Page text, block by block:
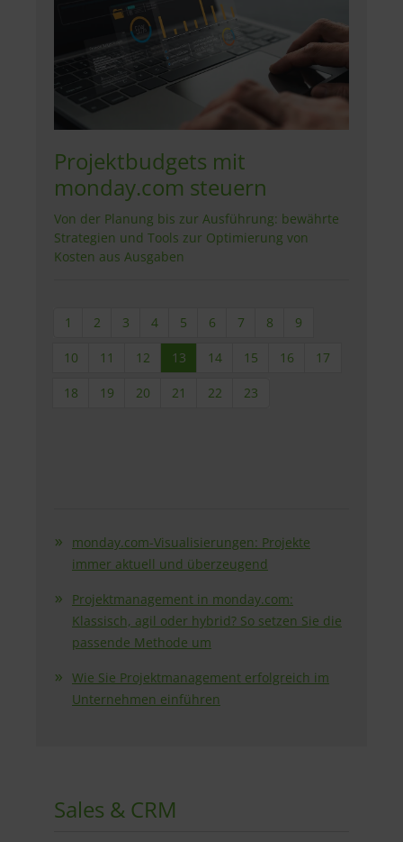
Projektbudgets mit
monday.com steuern
Von der Planung bis zur Ausführung: bewährte
Strategien und Tools zur Optimierung von
Kosten aus Ausgaben
1 2 3 4 5 6 7 8 9
10 11 12 13 14 15 16 17
18 19 20 21 22 23
monday.com-Visualisierungen: Projekte
immer aktuell und überzeugend
Projektmanagement in monday.com:
Klassisch, agil oder hybrid? So setzen Sie die
passende Methode um
Wie Sie Projektmanagement erfolgreich im
Unternehmen einführen
Sales & CRM